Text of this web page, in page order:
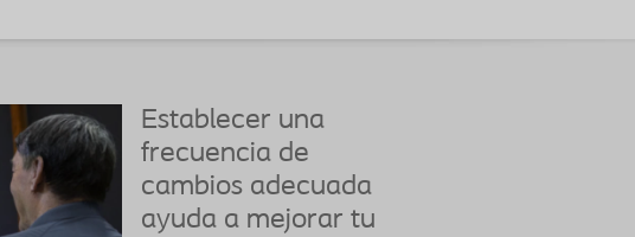
Establecer una
frecuencia de
cambios adecuada
ayuda a mejorar tu